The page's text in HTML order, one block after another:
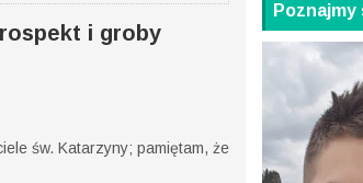
i groby
św. Katarzyny; pamiętam, że
Poznajmy